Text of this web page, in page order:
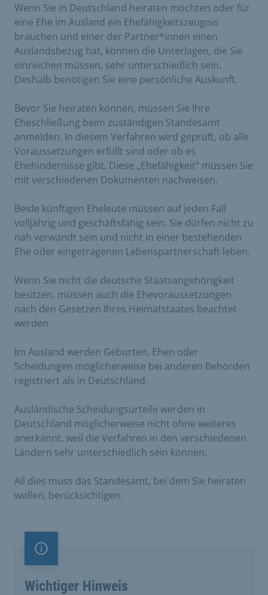
Wenn Sie in Deutschland heiraten möchten oder für
eine Ehe im Ausland ein Ehefähigkeitszeugnis
brauchen und einer der Partner*innen einen
Auslandsbezug hat, können die Unterlagen, die Sie
einreichen müssen, sehr unterschiedlich sein.
Deshalb benötigen Sie eine persönliche Auskunft.
Bevor Sie heiraten können, müssen Sie Ihre
Eheschließung beim zuständigen Standesamt
anmelden. In diesem Verfahren wird geprüft, ob alle
Voraussetzungen erfüllt sind oder ob es
Ehehindernisse gibt. Diese „Ehefähigkeit“ müssen Sie
mit verschiedenen Dokumenten nachweisen.
Beide künftigen Eheleute müssen auf jeden Fall
volljährig und geschäftsfähig sein. Sie dürfen nicht zu
nah verwandt sein und nicht in einer bestehenden
Ehe oder eingetragenen Lebenspartnerschaft leben.
Wenn Sie nicht die deutsche Staatsangehörigkeit
besitzen, müssen auch die Ehevoraussetzungen
nach den Gesetzen Ihres Heimatstaates beachtet
werden.
Im Ausland werden Geburten, Ehen oder
Scheidungen möglicherweise bei anderen Behörden
registriert als in Deutschland.
Ausländische Scheidungsurteile werden in
Deutschland möglicherweise nicht ohne weiteres
anerkannt, weil die Verfahren in den verschiedenen
Ländern sehr unterschiedlich sein können.
All dies muss das Standesamt, bei dem Sie heiraten
wollen, berücksichtigen.
Information
Wichtiger Hinweis